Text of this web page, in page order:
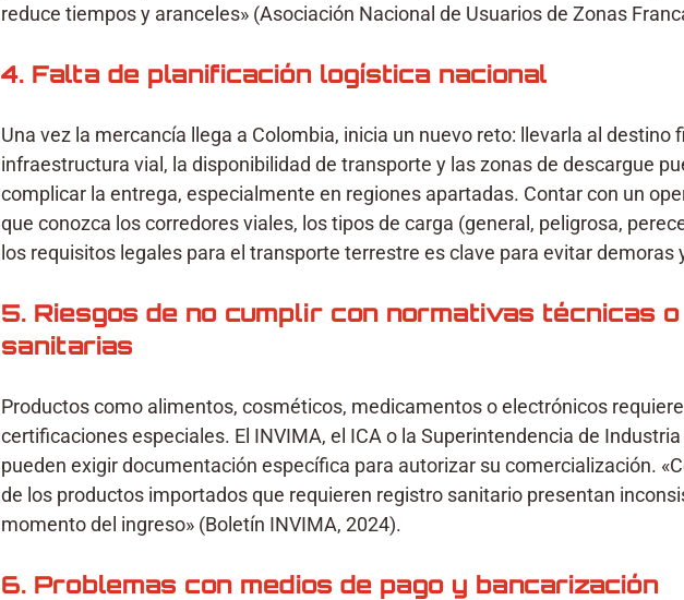
reduce tiempos y aranceles» (Asociación Nacional de Usuarios de Zonas
4. Falta de planificación logística nacional
Una vez la mercancía llega a Colombia, inicia un nuevo reto: llevarla al destino
infraestructura vial, la disponibilidad de transporte y las zonas de descargue
complicar la entrega, especialmente en regiones apartadas. Contar con un
que conozca los corredores viales, los tipos de carga (general, peligrosa,
los requisitos legales para el transporte terrestre es clave para evitar demoras
5. Riesgos de no cumplir con normativas técnicas o
sanitarias
Productos como alimentos, cosméticos, medicamentos o electrónicos
certificaciones especiales. El INVIMA, el ICA o la Superintendencia de
pueden exigir documentación específica para autorizar su comercialización.
de los productos importados que requieren registro sanitario presentan
momento del ingreso» (Boletín INVIMA, 2024).
6. Problemas con medios de pago y bancarización